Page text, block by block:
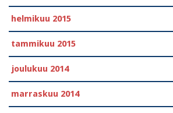
helmikuu 2015
tammikuu 2015
joulukuu 2014
marraskuu 2014